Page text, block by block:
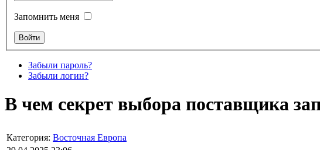
Запомнить меня
Забыли пароль?
Забыли логин?
В чем секрет выбора поставщика
Категория: Восточная Европа